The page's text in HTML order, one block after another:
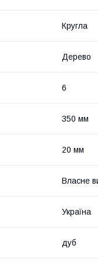
Кругла
Дерево
6
350 мм
20 мм
Власне
Україна
дуб